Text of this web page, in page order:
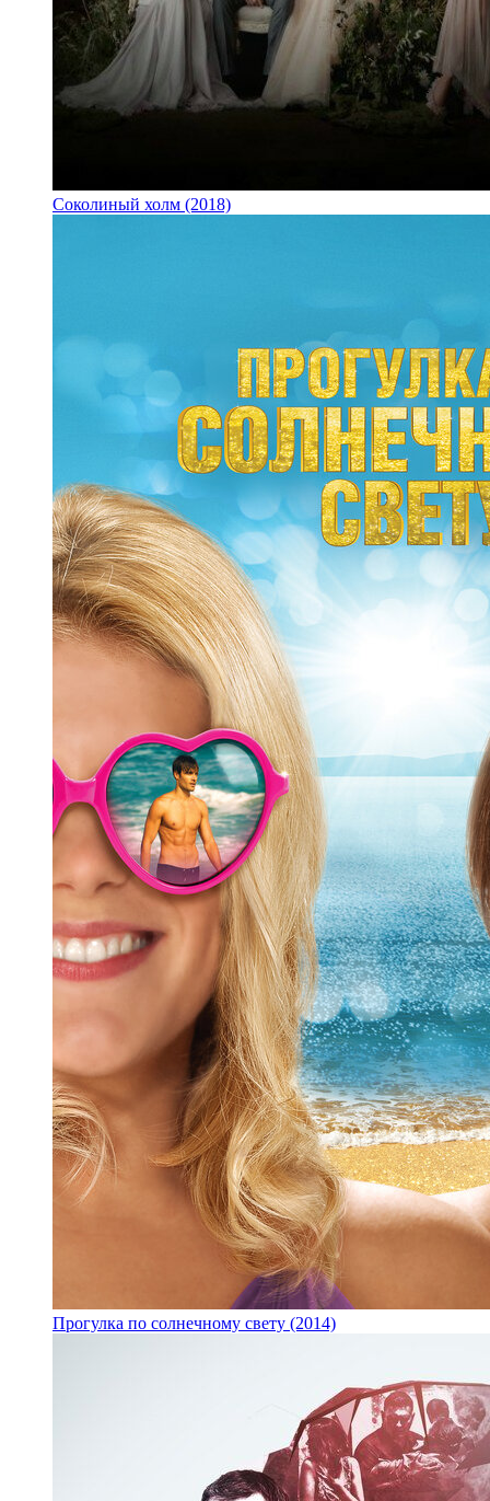
Соколиный холм (2018)
Прогулка по солнечному свету (2014)